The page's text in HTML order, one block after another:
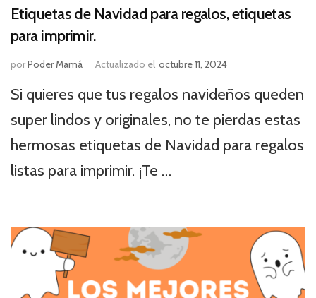
Etiquetas de Navidad para regalos, etiquetas
para imprimir.
porPoder Mamá Actualizado el octubre 11, 2024
Si quieres que tus regalos navideños queden
super lindos y originales, no te pierdas estas
hermosas etiquetas de Navidad para regalos
listas para imprimir. ¡Te …